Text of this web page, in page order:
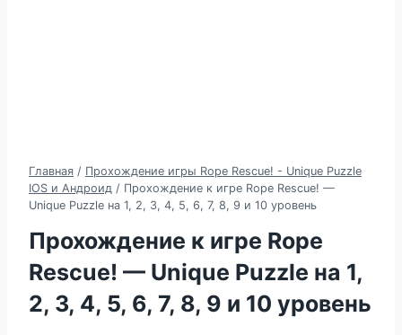
Главная / Прохождение игры Rope Rescue! - Unique Puzzle
IOS и Андроид / Прохождение к игре Rope Rescue! —
Unique Puzzle на 1, 2, 3, 4, 5, 6, 7, 8, 9 и 10 уровень
Прохождение к игре Rope
Rescue! — Unique Puzzle на 1,
2, 3, 4, 5, 6, 7, 8, 9 и 10 уровень